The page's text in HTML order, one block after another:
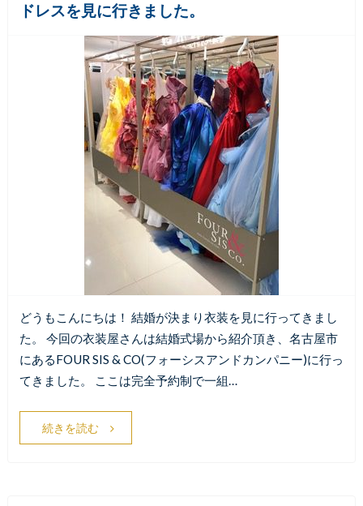
ドレスを見に行きました。
どうもこんにちは！ 結婚が決まり衣装を見に行ってきまし
た。 今回の衣装屋さんは結婚式場から紹介頂き、名古屋市
にあるFOUR SIS & CO(フォーシスアンドカンパニー)に行っ
てきました。 ここは完全予約制で一組…
続きを読む